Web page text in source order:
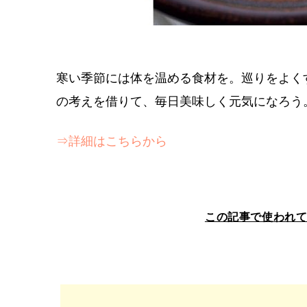
寒い季節には体を温める食材を。巡りをよ
の考えを借りて、毎日美味しく元気になろう
⇒詳細はこちらから
この記事で使われ